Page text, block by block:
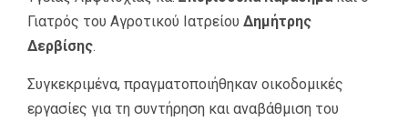
Γιατρός του Αγροτικού Ιατρείου Δημήτρης
Δερβίσης.
Συγκεκριμένα, πραγματοποιήθηκαν οικοδομικές
εργασίες για τη συντήρηση και αναβάθμιση του